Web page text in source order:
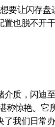
让闪存盘
置也脱不开
质，闪迪至
称惊艳。它
了我们日常